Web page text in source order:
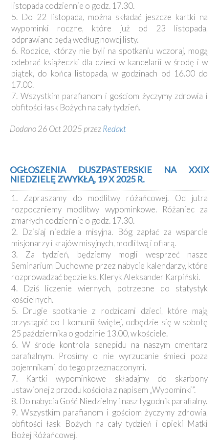
listopada codziennie o godz. 17.30.
5. Do 22 listopada, można składać jeszcze kartki na
wypominki roczne, które już od 23 listopada,
odprawiane będą według nowej listy.
6. Rodzice, którzy nie byli na spotkaniu wczoraj, mogą
odebrać książeczki dla dzieci w kancelarii w środę i w
piątek, do końca listopada, w godzinach od 16.00 do
17.00.
7. Wszystkim parafianom i gościom życzymy zdrowia i
obfitości łask Bożych na cały tydzień.
Dodano 26 Oct 2025 przezRedakt
OGŁOSZENIA DUSZPASTERSKIE NA XXIX
NIEDZIELĘ ZWYKŁĄ, 19 X 2025 R.
1. Zapraszamy do modlitwy różańcowej. Od jutra
rozpoczniemy modlitwy wypominkowe. Różaniec za
zmarłych codziennie o godz. 17.30.
2. Dzisiaj niedziela misyjna. Bóg zapłać za wsparcie
misjonarzy i krajów misyjnych, modlitwą i ofiarą.
3. Za tydzień, będziemy mogli wesprzeć nasze
Seminarium Duchowne przez nabycie kalendarzy, które
rozprowadzać będzie ks. Kleryk Aleksander Karpiński.
4. Dziś liczenie wiernych, potrzebne do statystyk
kościelnych.
5. Drugie spotkanie z rodzicami dzieci, które mają
przystąpić do I komunii świętej, odbędzie się w sobotę
25 października o godzinie 13.00, w kościele.
6. W środę kontrola senepidu na naszym cmentarz
parafialnym. Prosimy o nie wyrzucanie śmieci poza
pojemnikami, do tego przeznaczonymi.
7. Kartki wypominkowe składajmy do skarbony
ustawionej z przodu kościoła z napisem „Wypominki”.
8. Do nabycia Gość Niedzielny i nasz tygodnik parafialny.
9. Wszystkim parafianom i gościom życzymy zdrowia,
obfitości łask Bożych na cały tydzień i opieki Matki
Bożej Różańcowej.